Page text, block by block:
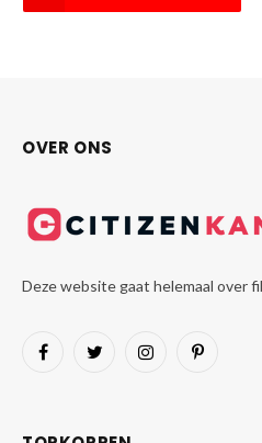
OVER ONS
Deze website gaat helemaal over
FacebookTwitterInstagramPinterest